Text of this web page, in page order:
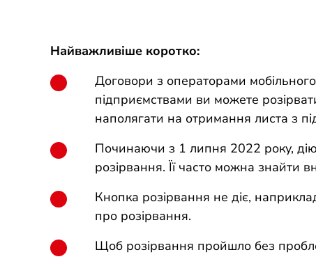
Найважливіше коротко:
Договори з операторами мобільного
підприємствами ви можете
наполягати на отримання листа з
Починаючи з 1 липня 2022 року,
розірвання. Її часто можна знайти
Кнопка розірвання не діє,
про розірвання.
Щоб розірвання пройшло без